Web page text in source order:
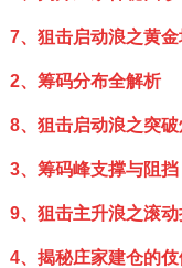
7、狙击启动浪之黄
2、筹码分布全解析
8、狙击启动浪之突
3、筹码峰支撑与阻挡
9、狙击主升浪之滚
4、揭秘庄家建仓的伎